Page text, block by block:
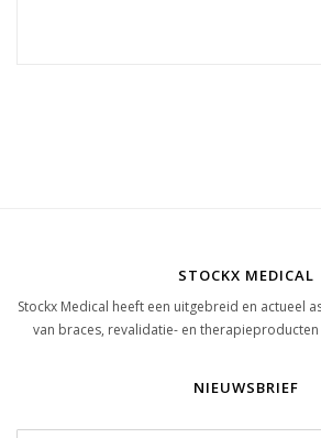
STOCKX MEDICAL
Stockx Medical heeft een uitgebreid en actueel
van braces, revalidatie- en
NIEUWSBRIEF